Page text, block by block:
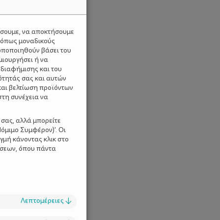
να αποκτήσουμε
μοναδικούς
βάσει του
ή να
και του
σας και αυτών
βελτίωση προϊόντων
συνέχεια να
αλλά μπορείτε
Συμφέρον)'. Οι
κάνοντας κλικ στο
όπου πάντα
Λεπτομέρειες ↓